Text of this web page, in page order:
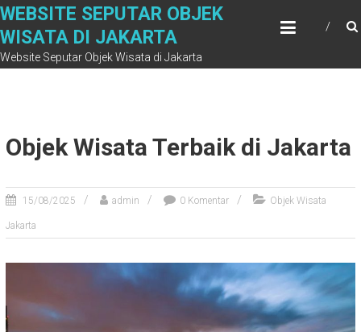
Skip
content
WEBSITE SEPUTAR OBJEK
WISATA DI JAKARTA
Website Seputar Objek Wisata di Jakarta
Objek Wisata Terbaik di Jakarta
15/08/2025 admin 0 Komentar Objek Wisata
Jakarta